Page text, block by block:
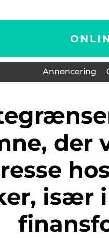
Annoncering
der
især